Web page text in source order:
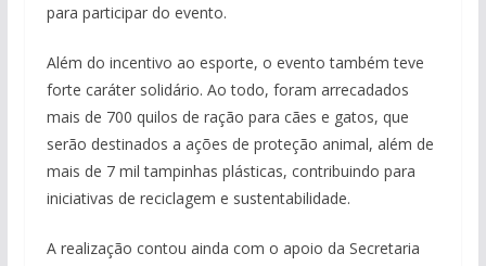
para participar do evento.
Além do incentivo ao esporte, o evento também teve
forte caráter solidário. Ao todo, foram arrecadados
mais de 700 quilos de ração para cães e gatos, que
serão destinados a ações de proteção animal, além de
mais de 7 mil tampinhas plásticas, contribuindo para
iniciativas de reciclagem e sustentabilidade.
A realização contou ainda com o apoio da Secretaria